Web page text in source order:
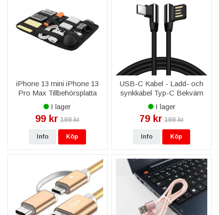
iPhone 13 mini iPhone 13
Pro Max Tillbehörsplatta
med elastiska band, 1 fack -
Svart
I lager
99 kr 199 kr
Info Köp
USB-C Kabel - Ladd- och
synkkabel Typ-C Bekväm
Utformning - Svart
I lager
79 kr 199 kr
Info Köp